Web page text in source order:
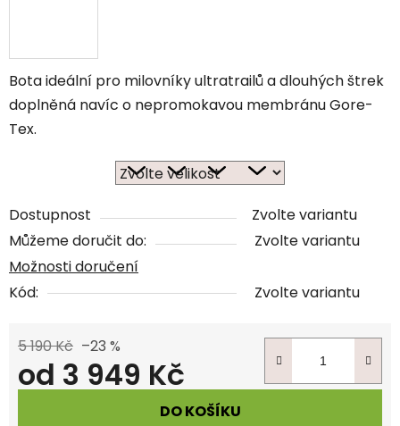
Bota ideální pro milovníky ultratrailů a dlouhých štrek
doplněná navíc o nepromokavou membránu Gore-
Tex.
Dostupnost
Zvolte variantu
Můžeme doručit do:
Zvolte variantu
Možnosti doručení
Kód:
Zvolte variantu
5 190 Kč –23 %
od 3 949 Kč
DO KOŠÍKU